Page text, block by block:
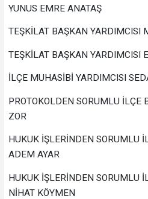
YUNUS EMRE ANATAŞ
TEŞKİLAT BAŞKAN YARDIMCISI
TEŞKİLAT BAŞKAN YARDIMCISI
İLÇE MUHASİBİ YARDIMCISI
PROTOKOLDEN SORUMLU İLÇE
ZOR
HUKUK İŞLERİNDEN SORUMLU
ADEM AYAR
HUKUK İŞLERİNDEN SORUMLU
NİHAT KÖYMEN